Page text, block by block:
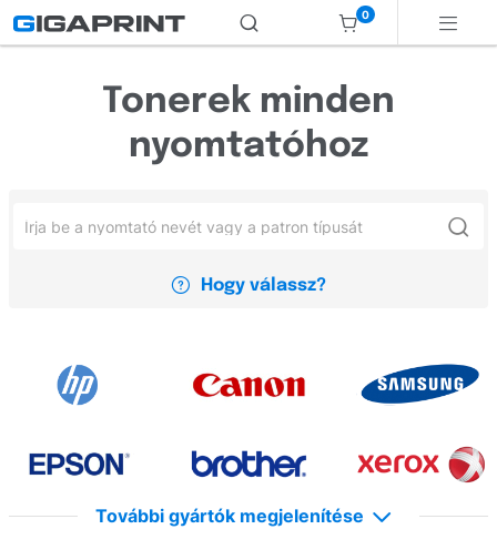
0
Tonerek minden
nyomtatóhoz
Hogy válassz?
További gyártók megjelenítése